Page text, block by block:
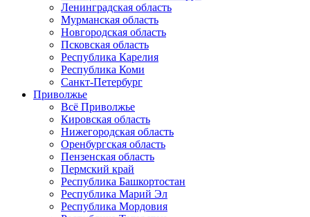
Ленинградская область
Мурманская область
Новгородская область
Псковская область
Республика Карелия
Республика Коми
Санкт-Петербург
Приволжье
Всё Приволжье
Кировская область
Нижегородская область
Оренбургская область
Пензенская область
Пермский край
Республика Башкортостан
Республика Марий Эл
Республика Мордовия